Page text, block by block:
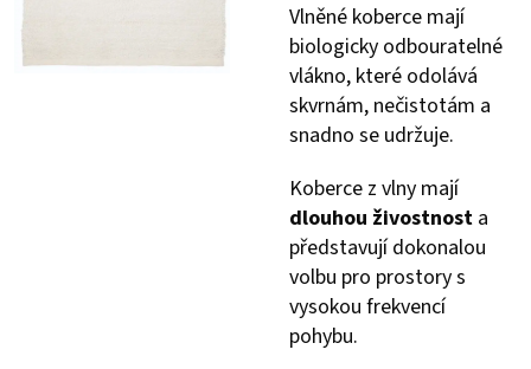
Vlněné koberce mají
biologicky odbouratelné
vlákno, které odolává
skvrnám, nečistotám a
snadno se udržuje.
Koberce z vlny mají
dlouhou živostnost a
představují dokonalou
volbu pro prostory s
vysokou frekvencí
pohybu.